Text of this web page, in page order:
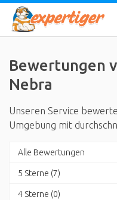
Bewertungen
Nebra
Unseren Service
Umgebung mit
Alle Bewertungen
5 Sterne (7)
4 Sterne (0)